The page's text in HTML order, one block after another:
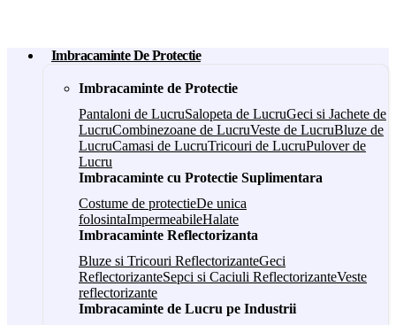
Imbracaminte De Protectie
Imbracaminte de Protectie
Pantaloni de LucruSalopeta de LucruGeci si Jachete de
LucruCombinezoane de LucruVeste de LucruBluze de
LucruCamasi de LucruTricouri de LucruPulover de
Lucru
Imbracaminte cu Protectie Suplimentara
Costume de protectieDe unica
folosintaImpermeabileHalate
Imbracaminte Reflectorizanta
Bluze si Tricouri ReflectorizanteGeci
ReflectorizanteSepci si Caciuli ReflectorizanteVeste
reflectorizante
Imbracaminte de Lucru pe Industrii